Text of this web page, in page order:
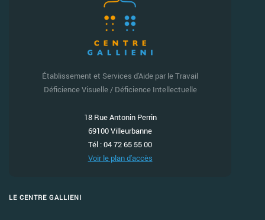
Établissement et Services d'Aide par le Travail
Déficience Visuelle / Déficience Intellectuelle
18 Rue Antonin Perrin
69100 Villeurbanne
Tél : 04 72 65 55 00
Voir le plan d'accès
LE CENTRE GALLIENI